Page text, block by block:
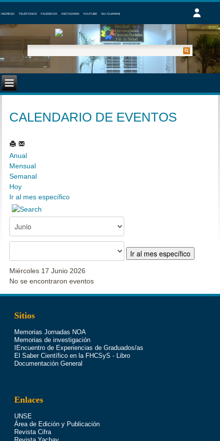
INGRESO TELÉFONOS FACEBOOK INSTAGRAM YOUTUBE SIU GUARANI
CALENDARIO DE EVENTOS
Anual
Mensual
Semanal
Hoy
Ir al mes específico
Ir al mes específico
Miércoles 17 Junio 2026
No se encontraron eventos
Sitios
Memorias Jornadas NOA
Memorias de investigación
IEncuentro de Experiencias de Graduados/as
El Saber Científico en la FHCSyS - Libro
Documentación General
Enlaces
UNSE
Área de Edición y Publicación
Revista Cifra